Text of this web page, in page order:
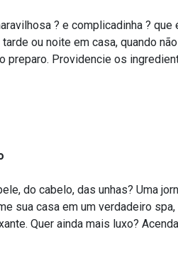
? e complicadinha ?
ou noite em casa, quando
preparo. Providencie os
do cabelo, das unhas? Uma
sua casa em um verdadeiro
Quer ainda mais luxo?